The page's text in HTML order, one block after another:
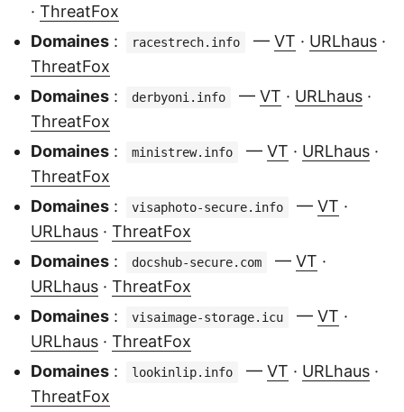
· ThreatFox
Domaines : racestrech.info — VT · URLhaus ·
ThreatFox
Domaines : derbyoni.info — VT · URLhaus ·
ThreatFox
Domaines : ministrew.info — VT · URLhaus ·
ThreatFox
Domaines : visaphoto-secure.info — VT ·
URLhaus · ThreatFox
Domaines : docshub-secure.com — VT ·
URLhaus · ThreatFox
Domaines : visaimage-storage.icu — VT ·
URLhaus · ThreatFox
Domaines : lookinlip.info — VT · URLhaus ·
ThreatFox